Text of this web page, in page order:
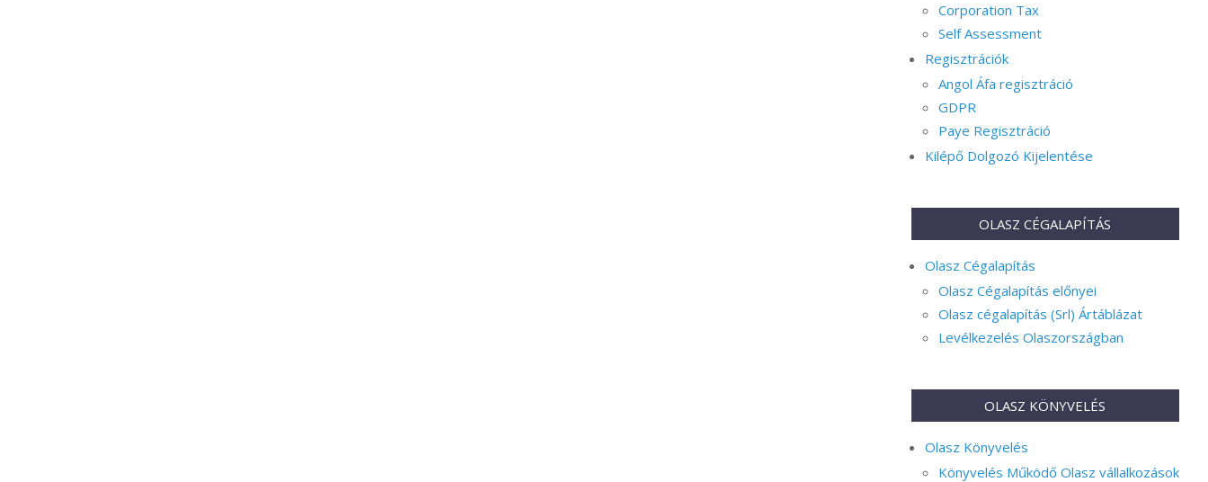
Corporation Tax
Self Assessment
Regisztrációk
Angol Áfa regisztráció
GDPR
Paye Regisztráció
Kilépő Dolgozó Kijelentése
OLASZ CÉGALAPÍTÁS
Olasz Cégalapítás
Olasz Cégalapítás előnyei
Olasz cégalapítás (Srl) Ártáblázat
Levélkezelés Olaszországban
OLASZ KÖNYVELÉS
Olasz Könyvelés
Könyvelés Működő Olasz vállalkozások